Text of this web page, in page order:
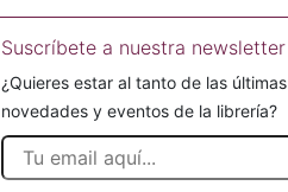
Suscríbete a nuestra newsletter
¿Quieres estar al tanto de las últimas
novedades y eventos de la librería?